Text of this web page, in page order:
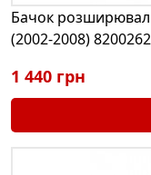
Бачок
(2002-2008)
1 440 грн